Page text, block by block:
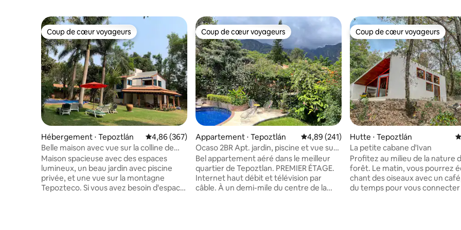
Coup de cœur voyageurs
Coup de cœur voyageurs
Hébergement ⋅ Tepoztlán Évaluation moyenne sur la base de 367 commentaires : 4,86 sur 5
4,86 (367)
Belle maison avec vue sur la colline de
Tepozteco
Maison spacieuse avec des espaces
lumineux, un beau jardin avec piscine
privée, et une vue sur la montagne
Tepozteco. Si vous avez besoin d'espace
Coup de cœur voyageurs
Coup de cœur voyageurs
Appartement ⋅ Tepoztlán Évaluation moyenne sur la base de 241
4,89 (241)
Ocaso 2BR Apt. jardin, piscine et vue sur
la montagne
Bel appartement aéré dans le meilleur
quartier de Tepoztlan. PREMIER ÉTAGE.
Internet haut débit et télévision par
câble. À un demi-mile du centre de la
Coup de cœur voyageurs
Coup de cœur voyageurs
Hutte ⋅ Tepoztlán
La petite cabane d'Ivan
Profitez au milieu de la nature
forêt. Le matin, vous pourrez
chant des oiseaux avec un
du temps pour vous